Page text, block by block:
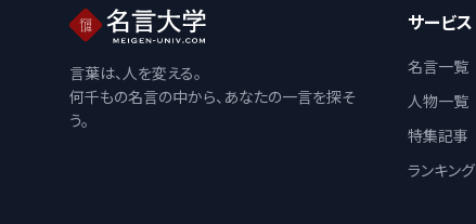
言葉は、人を変える。
何千もの名言の中から、あなたの一言を探そ
う。
サービス
名言一覧
人物一覧
特集記事
ランキング